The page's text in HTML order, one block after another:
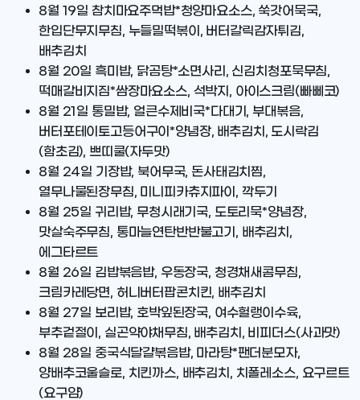
8월 19일 참치마요주먹밥*청양마요소스, 쑥갓어묵국,
한입단무지무침, 누들밀떡볶이, 버터갈릭감자튀김,
배추김치
8월 20일 흑미밥, 닭곰탕*소면사리, 신김치청포묵무침,
떡매갈비지짐*쌈장마요소스, 석박지, 아이스크림(빠삐코)
8월 21일 통밀밥, 얼큰수제비국*다대기, 부대볶음,
버터포테이토고등어구이*양념장, 배추김치, 도시락김
(함초김), 쁘띠쿨(자두맛)
8월 24일 기장밥, 북어무국, 돈사태김치찜,
열무나물된장무침, 미니피카츄지파이, 깍두기
8월 25일 귀리밥, 무청시래기국, 도토리묵*양념장,
맛살숙주무침, 통마늘연탄반반불고기, 배추김치,
에그타르트
8월 26일 김밥볶음밥, 우동장국, 청경채새콤무침,
크림카레당면, 허니버터팝콘치킨, 배추김치
8월 27일 보리밥, 호박잎된장국, 여수헐랭이수육,
부추겉절이, 실곤약야채무침, 배추김치, 비피더스(사과맛)
8월 28일 중국식달걀볶음밥, 마라탕*팬더분모자,
양배추코울슬로, 치킨까스, 배추김치, 치폴레소스, 요구르트
(요구얌)